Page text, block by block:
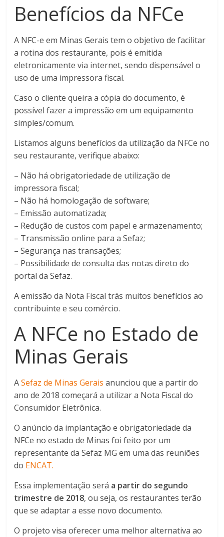
Benefícios da NFCe
A NFC-e em Minas Gerais tem o objetivo de facilitar
a rotina dos restaurante, pois é emitida
eletronicamente via internet, sendo dispensável o
uso de uma impressora fiscal.
Caso o cliente queira a cópia do documento, é
possível fazer a impressão em um equipamento
simples/comum.
Listamos alguns benefícios da utilização da NFCe no
seu restaurante, verifique abaixo:
– Não há obrigatoriedade de utilização de
impressora fiscal;
– Não há homologação de software;
– Emissão automatizada;
– Redução de custos com papel e armazenamento;
– Transmissão online para a Sefaz;
– Segurança nas transações;
– Possibilidade de consulta das notas direto do
portal da Sefaz.
A emissão da Nota Fiscal trás muitos benefícios ao
contribuinte e seu comércio.
A NFCe no Estado de
Minas Gerais
ASefaz de Minas Gerais anunciou que a partir do
ano de 2018 começará a utilizar a Nota Fiscal do
Consumidor Eletrônica.
O anúncio da implantação e obrigatoriedade da
NFCe no estado de Minas foi feito por um
representante da Sefaz MG em uma das reuniões
do ENCAT.
Essa implementação será a partir do segundo
trimestre de 2018, ou seja, os restaurantes terão
que se adaptar a esse novo documento.
O projeto visa oferecer uma melhor alternativa ao